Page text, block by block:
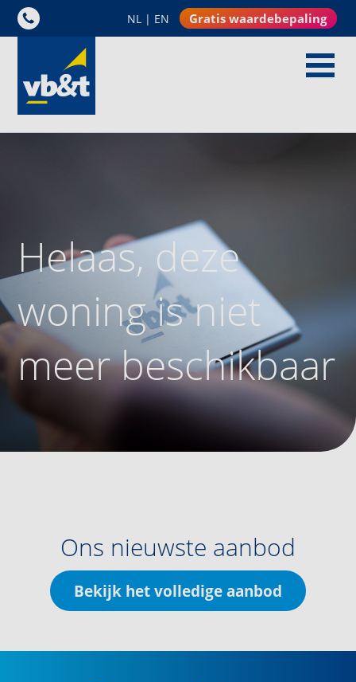
NL | EN Gratis waardebepaling
Helaas, deze
woning is niet
meer beschikbaar
Ons nieuwste aanbod
Bekijk het volledige aanbod